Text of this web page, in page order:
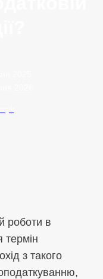
роботи в
термін
з такого